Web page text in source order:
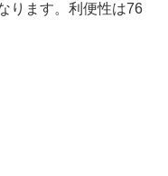
ります。利便性は76